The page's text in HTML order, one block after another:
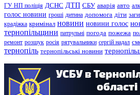
ГУ НП поліція ДСНС ДТП СБУ аварія авто
голос новини гроші дитина допомога діти
крадіжка кримінал новини новини голос
тернопільщини патрульні погода пожежа
ремонт розшук росія рятувальники сергій надал
тернопіль тернопільські новини